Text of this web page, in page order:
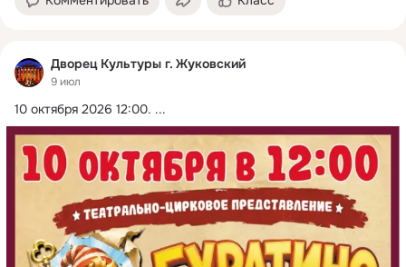
Дворец Культуры г. Жуковский
9 июл
10 октября 2026 12:00. ...